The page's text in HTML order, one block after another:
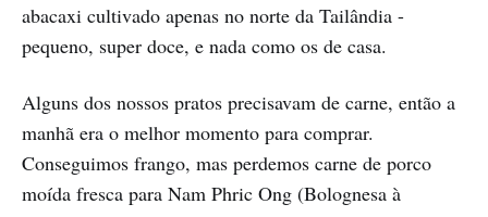
abacaxi cultivado apenas no norte da Tailândia -
pequeno, super doce, e nada como os de casa.
Alguns dos nossos pratos precisavam de carne, então a
manhã era o melhor momento para comprar.
Conseguimos frango, mas perdemos carne de porco
moída fresca para Nam Phric Ong (Bolognesa à